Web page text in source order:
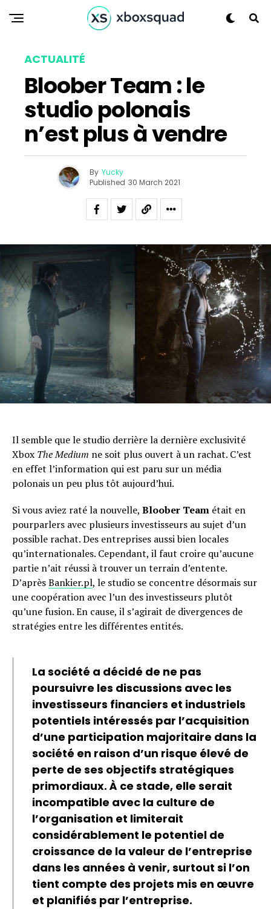
ACTUALITÉ
Bloober Team : le
studio polonais
n’est plus à vendre
By Yucky
Published 30 March 2021
Il semble que le studio derrière la dernière exclusivité
Xbox The Medium ne soit plus ouvert à un rachat. C’est
en effet l’information qui est paru sur un média
polonais un peu plus tôt aujourd’hui.
Si vous aviez raté la nouvelle, Bloober Team était en
pourparlers avec plusieurs investisseurs au sujet d’un
possible rachat. Des entreprises aussi bien locales
qu’internationales. Cependant, il faut croire qu’aucune
partie n’ait réussi à trouver un terrain d’entente.
D’aprèsBankier.pl, le studio se concentre désormais sur
une coopération avec l’un des investisseurs plutôt
qu’une fusion. En cause, il s’agirait de divergences de
stratégies entre les différentes entités.
La société a décidé de ne pas
poursuivre les discussions avec les
investisseurs financiers et industriels
potentiels intéressés par l’acquisition
d’une participation majoritaire dans la
société en raison d’un risque élevé de
perte de ses objectifs stratégiques
primordiaux. À ce stade, elle serait
incompatible avec la culture de
l’organisation et limiterait
considérablement le potentiel de
croissance de la valeur de l’entreprise
dans les années à venir, surtout si l’on
tient compte des projets mis en œuvre
et planifiés par l’entreprise.
Flipboard
Reddit
Pinterest
Email